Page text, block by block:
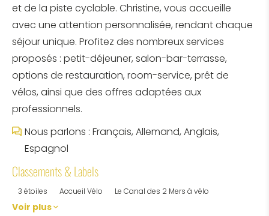
et de la piste cyclable. Christine, vous accueille
avec une attention personnalisée, rendant chaque
séjour unique. Profitez des nombreux services
proposés : petit-déjeuner, salon-bar-terrasse,
options de restauration, room-service, prêt de
vélos, ainsi que des offres adaptées aux
professionnels.
Nous parlons : Français, Allemand, Anglais,
Espagnol
Classements & Labels
3 étoiles Accueil Vélo Le Canal des 2 Mers à vélo
Voir plus